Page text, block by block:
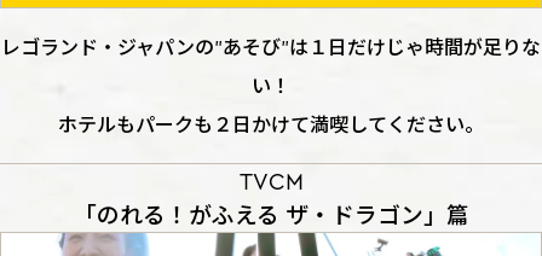
レゴランド・ジャパンの”あそび”は１日だけじゃ時間が足りな
い！
ホテルもパークも２日かけて満喫してください。
TVCM
「のれる！がふえる ザ・ドラゴン」篇